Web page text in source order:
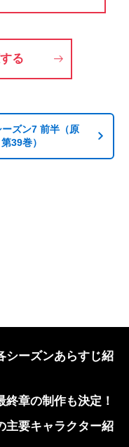
る
ーズン7 前半（原
39巻）
シーズンあらすじ紹
終章の制作も決定！
主要キャラクター紹